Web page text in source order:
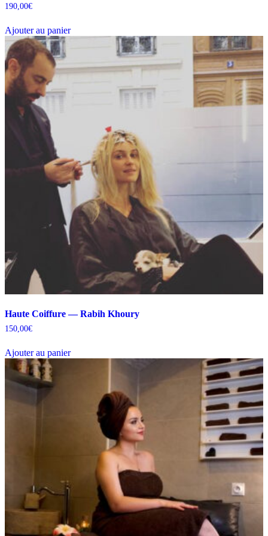
190,00€
Ajouter au panier
Haute Coiffure — Rabih Khoury
150,00€
Ajouter au panier